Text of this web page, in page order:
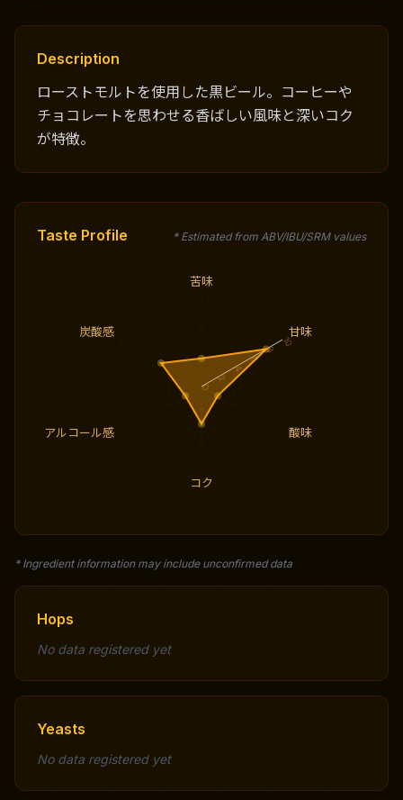
Description
ローストモルトを使用した黒ビール。コーヒーや
チョコレートを思わせる香ばしい風味と深いコク
が特徴。
Taste Profile * Estimated from ABV/IBU/SRM values
苦味
甘味
酸味
コク
アルコール感
炭酸感
0
2
4
6
8
10
* Ingredient information may include unconfirmed data
Hops
No data registered yet
Yeasts
No data registered yet